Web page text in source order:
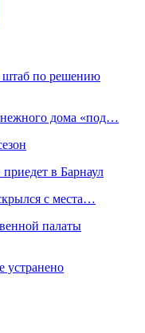
штаб по решению
дома «под…
в Барнаул
с места…
палаты
устранено